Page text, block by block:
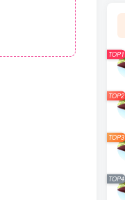
TOP1
TOP2
TOP3
TOP4